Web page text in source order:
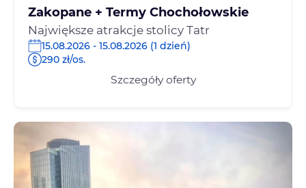
Zakopane + Termy Chochołowskie
Największe atrakcje stolicy Tatr
15.08.2026 - 15.08.2026 (1 dzień)
290 zł/os.
Szczegóły oferty